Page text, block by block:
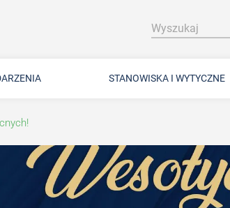
Wyszukaj
STANOWISKA I WYTYCZNE